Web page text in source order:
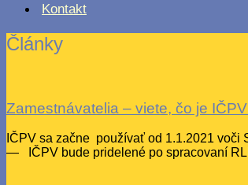
Kontakt
Články
Zamestnávatelia – viete, čo je
IČPV sa začne používať od 1.1.2021
— IČPV bude pridelené po spracovaní